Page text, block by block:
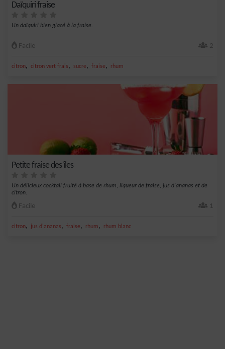
Daïquiri fraise
Un daïquiri bien glacé à la fraise.
Facile 2
citron, citron vert frais, sucre, fraise, rhum
Petite fraise des îles
Un délicieux cocktail fruité à base de rhum, liqueur de fraise, jus d'ananas et de
citron.
Facile 1
citron, jus d'ananas, fraise, rhum, rhum blanc